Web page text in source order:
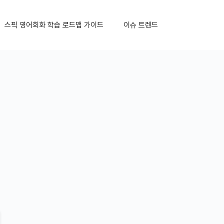
스픽 영어회화 학습 로드맵 가이드 이슈 트렌드